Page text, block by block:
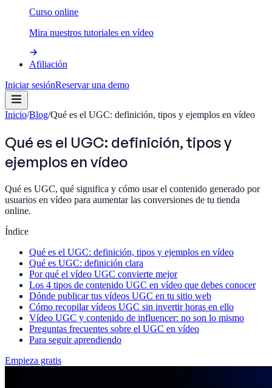
Curso online
Mira nuestros tutoriales en vídeo
Afiliación
Iniciar sesiónReservar una demo
Inicio/Blog/Qué es el UGC: definición, tipos y ejemplos en vídeo
Qué es el UGC: definición, tipos y
ejemplos en vídeo
Qué es UGC, qué significa y cómo usar el contenido generado por
usuarios en vídeo para aumentar las conversiones de tu tienda
online.
Índice
Qué es el UGC: definición, tipos y ejemplos en vídeo
Qué es UGC: definición clara
Por qué el vídeo UGC convierte mejor
Los 4 tipos de contenido UGC en vídeo que debes conocer
Dónde publicar tus vídeos UGC en tu sitio web
Cómo recopilar vídeos UGC sin invertir horas en ello
Vídeo UGC y contenido de influencer: no son lo mismo
Preguntas frecuentes sobre el UGC en vídeo
Para seguir aprendiendo
Empieza gratis